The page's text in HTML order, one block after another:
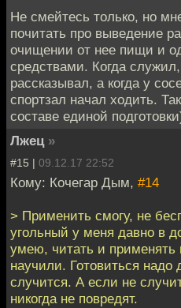
Не смейтесь только, но
почитать про выведение
очищении от нее пищи и
средствами. Когда
рассказывал, а когда у
спортзал начал ходить.
составе единой
Лжец »
#15 | 09.12.17 22:52
Кому: Кочегар Дым, #14
> Применить смогу, не
угольный у меня давно в
умею, читать и применять
научили. Готовиться надо
случится. А если не
никогда не повредят.